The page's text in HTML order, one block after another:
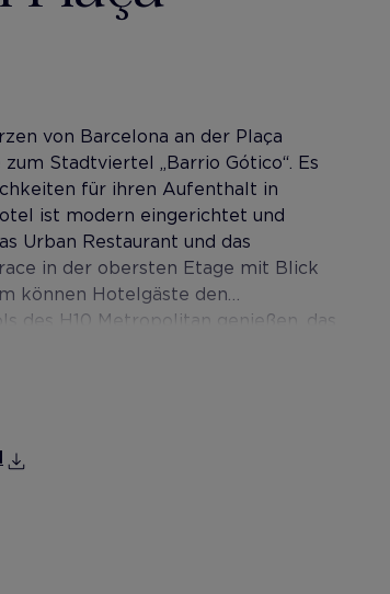
von Barcelona an der Plaça
Stadtviertel „Barrio Gótico“. Es
für ihren Aufenthalt in
ist modern eingerichtet und
Urban Restaurant und das
in der obersten Etage mit Blick
können Hotelgäste den
des H10 Metropolitan genießen, das